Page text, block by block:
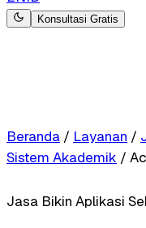
Konsultasi Gratis
Beranda / Layanan /
Sistem Akademik /
Jasa Bikin Aplikasi